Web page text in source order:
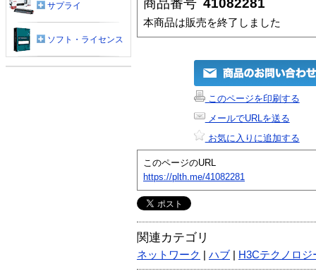
商品番号 41082281
本商品は販売を終了しました
このページを印刷する
メールでURLを送る
お気に入りに追加する
このページのURL
https://plth.me/41082281
関連カテゴリ
ネットワーク ハブ H3Cテクノロ
サプライ
ソフト・ライセンス